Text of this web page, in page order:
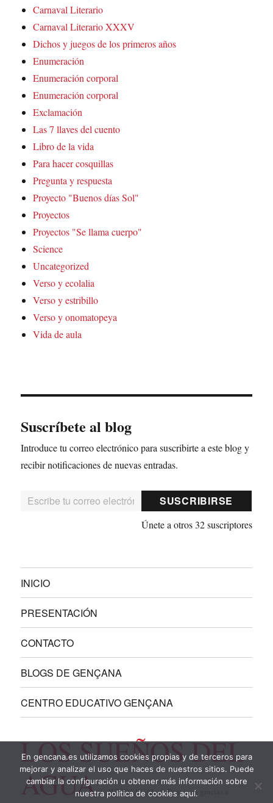
Carnaval Literario
Carnaval Literario XXXV
Dichos y juegos de los primeros años
Enumeración
Enumeración corporal
Enumeración corporal
Exclamación
Las 7 llaves del cuento
Libro de la vida
Para hacer cosquillas
Pregunta y respuesta
Proyecto "Buenos días Sol"
Proyectos
Proyectos "Se llama cuerpo"
Science
Uncategorized
Verso y ecolalia
Verso y estribillo
Verso y onomatopeya
Vida de aula
Suscríbete al blog
Introduce tu correo electrónico para suscribirte a este blog y
recibir notificaciones de nuevas entradas.
SUSCRIBIRSE
Únete a otros 32 suscriptores
INICIO
PRESENTACIÓN
CONTACTO
BLOGS DE GENÇANA
CENTRO EDUCATIVO GENÇANA
LOS SUEÑOS DEL
AGUA
AVISO LEGAL
Funciona gracias a
En gencana.es utilizamos cookies propias y de terceros para
mejorar y analizar el uso que haces de nuestros sitios. Puede
cambiar la configuración u obtener más información sobre
nuestra política de cookies aquí.